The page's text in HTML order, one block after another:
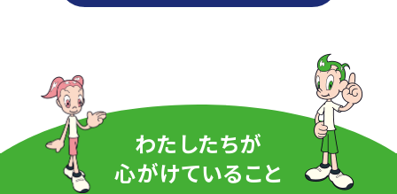
わたしたちが
心がけていること